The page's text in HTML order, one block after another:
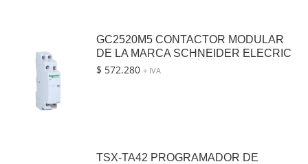
GC2520M5 CONTACTOR MODULAR
DE LA MARCA SCHNEIDER ELECRIC
$ 572.280 + IVA
TSX-TA42 PROGRAMADOR DE